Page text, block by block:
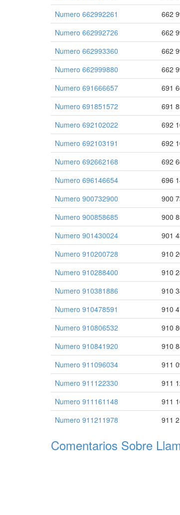
Numero 662992261
662
Numero 662992726
662
Numero 662993360
662
Numero 662999880
662
Numero 691666657
691
Numero 691851572
691
Numero 692102022
692
Numero 692103191
692
Numero 692662168
692
Numero 696146654
696
Numero 900732900
900
Numero 900858685
900
Numero 901430024
901
Numero 910200728
910
Numero 910288400
910
Numero 910381886
910
Numero 910478591
910
Numero 910806532
910
Numero 910841920
910
Numero 911096034
911
Numero 911122330
911
Numero 911161148
911
Numero 911211978
911
Comentarios Sobre